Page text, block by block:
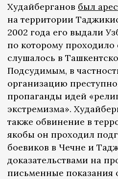
Худайберганов был
на территории
2002 года его выдали
по которому проходило
слушалось в
Подсудимым, в
организацию
пропаганды идей
экстремизма».
также обвинение в
якобы он проходил
боевиков в Чечне и
доказательствами на
письменные показания